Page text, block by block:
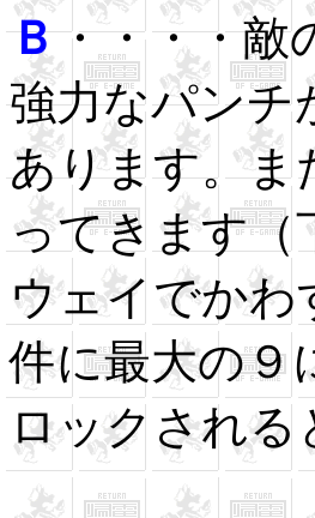
Ｂ・・・・敵
強力なパンチ
あります。ま
ってきます（
ウェイでか
件に最大の９
ロックされ